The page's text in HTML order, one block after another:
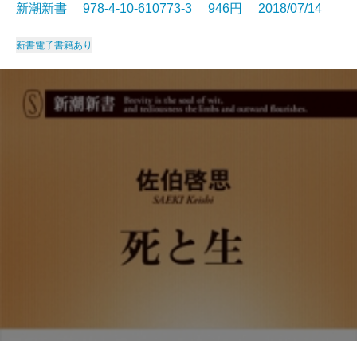
新潮新書 978-4-10-610773-3 946円 2018/07/14
新書電子書籍あり